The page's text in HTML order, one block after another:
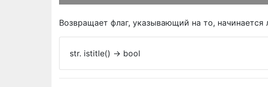
Возвращает флаг, указывающий на то,
str. istitle() -> bool